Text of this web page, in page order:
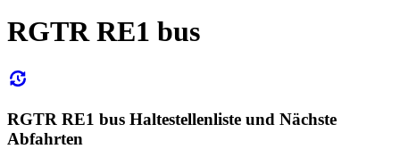
RGTR RE1 bus
RGTR RE1 bus Haltestellenliste und Nächste
Abfahrten